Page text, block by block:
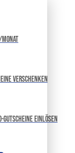
verschenken
gutscheine einlösen